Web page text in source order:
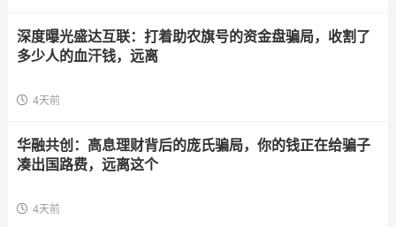
深度曝光盛达互联：打着助农旗号的资金盘骗局，收割了
多少人的血汗钱，远离
4天前
华融共创：高息理财背后的庞氏骗局，你的钱正在给骗子
凑出国路费，远离这个
4天前